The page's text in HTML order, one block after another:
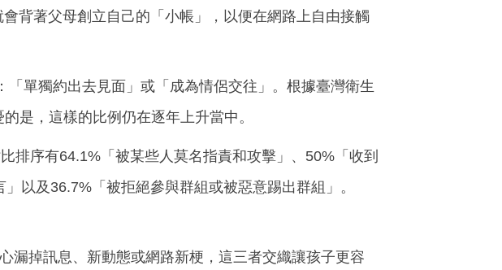
背著父母創立自己的「小帳」，以便在網路上自由接觸
單獨約出去見面」或「成為情侶交往」。根據臺灣衛生
是，這樣的比例仍在逐年上升當中。
排序有64.1%「被某些人莫名指責和攻擊」、50%「收到
以及36.7%「被拒絕參與群組或被惡意踢出群組」。
漏掉訊息、新動態或網路新梗，這三者交織讓孩子更容